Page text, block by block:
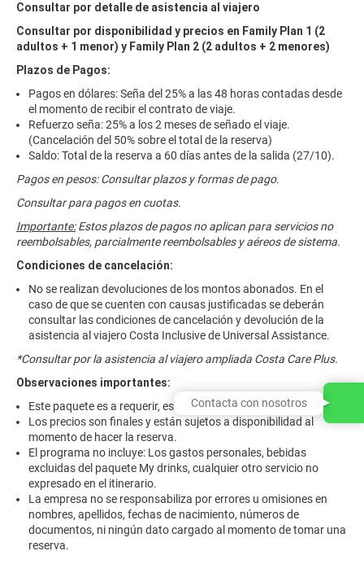
Consultar por detalle de asistencia al viajero
Consultar por disponibilidad y precios en Family Plan 1 (2
adultos + 1 menor) y Family Plan 2 (2 adultos + 2 menores)
Plazos de Pagos:
Pagos en dólares: Seña del 25% a las 48 horas contadas desde
el momento de recibir el contrato de viaje.
Refuerzo seña: 25% a los 2 meses de señado el viaje.
(Cancelación del 50% sobre el total de la reserva)
Saldo: Total de la reserva a 60 días antes de la salida (27/10).
Pagos en pesos: Consultar plazos y formas de pago.
Consultar para pagos en cuotas.
Importante: Estos plazos de pagos no aplican para servicios no
reembolsables, parcialmente reembolsables y aéreos de sistema.
Condiciones de cancelación:
No se realizan devoluciones de los montos abonados. En el
caso de que se cuenten con causas justificadas se deberán
consultar las condiciones de cancelación y devolución de la
asistencia al viajero Costa Inclusive de Universal Assistance.
*Consultar por la asistencia al viajero ampliada Costa Care Plus.
Observaciones importantes:
Este paquete es a requerir, es decir, sujeto a disponibilidad.
Los precios son finales y están sujetos a disponibilidad al
momento de hacer la reserva.
El programa no incluye: Los gastos personales, bebidas
excluidas del paquete My drinks, cualquier otro servicio no
expresado en el itinerario.
La empresa no se responsabiliza por errores u omisiones en
nombres, apellidos, fechas de nacimiento, números de
documentos, ni ningún dato cargado al momento de tomar una
reserva.
Contacta con nosotros